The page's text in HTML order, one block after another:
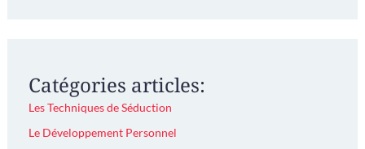
Catégories articles:
Les Techniques de Séduction
Le Développement Personnel